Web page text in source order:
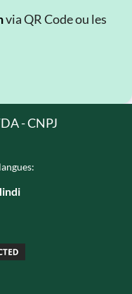
via QR Code ou les
- CNPJ